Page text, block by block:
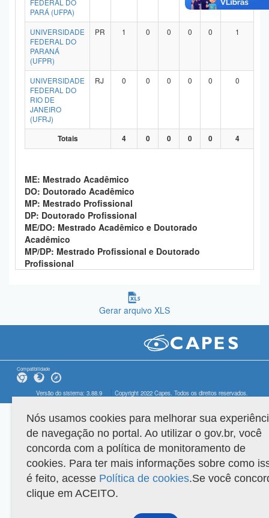
FEDERAL DO
PARÁ (UFPA)
UNIVERSIDADE
FEDERAL DO
PARANÁ
(UFPR)
PR 1 0 0 0 0 1
UNIVERSIDADE
FEDERAL DO
RIO DE
JANEIRO
(UFRJ)
RJ 0 0 0 0 0 0
Totais 4 0 0 0 0 4
ME: Mestrado Acadêmico
DO: Doutorado Acadêmico
MP: Mestrado Profissional
DP: Doutorado Profissional
ME/DO: Mestrado Acadêmico e Doutorado
Acadêmico
MP/DP: Mestrado Profissional e Doutorado
Profissional
Gerar arquivo XLS
Compatibilidade
Versão do sistema: 3.88.9 Copyright 2022 Capes. Todos os direitos reservados.
Nós usamos cookies para melhorar sua
de navegação no portal. Ao utilizar o gov.br, você
concorda com a política de monitoramento de
cookies. Para ter mais informações sobre como
é feito, acesse Política de cookies.Se você
clique em ACEITO.